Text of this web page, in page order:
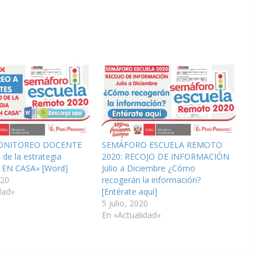
DOCENTE
la estrategia
CASA» [Word]
SEMÁFORO ESCUELA REMOTO
2020: RECOJO DE INFORMACIÓN
Julio a Diciembre ¿Cómo
recogerán la información?
[Entérate aquí]
5 julio, 2020
En «Actualidad»